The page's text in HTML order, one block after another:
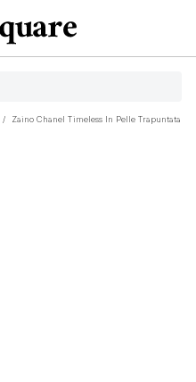
/ Zaino Chanel Timeless In Pelle Trapuntata